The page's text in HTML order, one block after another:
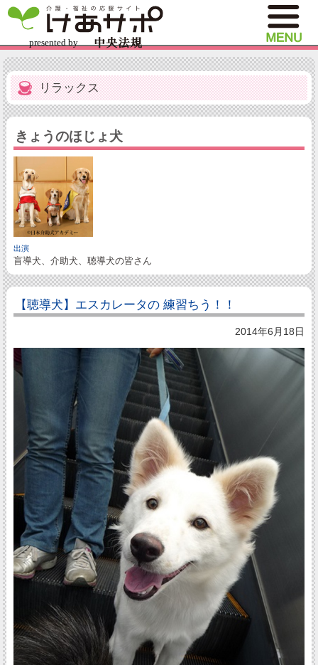
リラックス
きょうのほじょ犬
出演
盲導犬、介助犬、聴導犬の皆さん
【聴導犬】エスカレータの 練習ちう！！
2014年6月18日